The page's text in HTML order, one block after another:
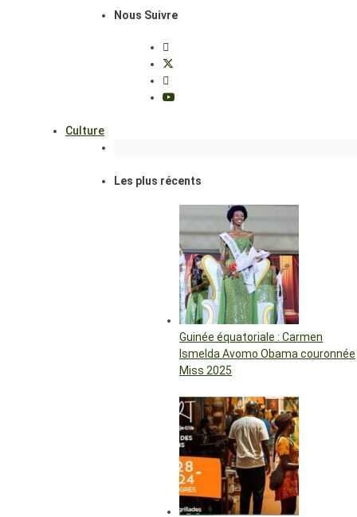
Nous Suivre
Culture
Les plus récents
Guinée équatoriale : Carmen
Ismelda Avomo Obama couronnée
Miss 2025